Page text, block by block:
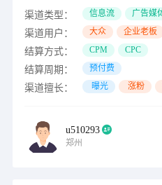
渠道类型： 信息流 广告媒
渠道用户： 大众 企业老板
结算方式： CPM CPC
结算周期： 预付费
渠道擅长： 曝光 涨粉
u510293
郑州